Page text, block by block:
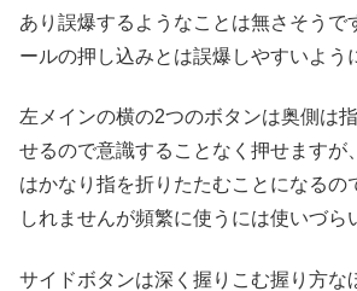
あり誤爆するようなことは無さそうで
ールの押し込みとは誤爆しやすいよう
左メインの横の2つのボタンは奥側は
せるので意識することなく押せますが
はかなり指を折りたたむことになるの
しれませんが頻繁に使うには使いづら
サイドボタンは深く握りこむ握り方な